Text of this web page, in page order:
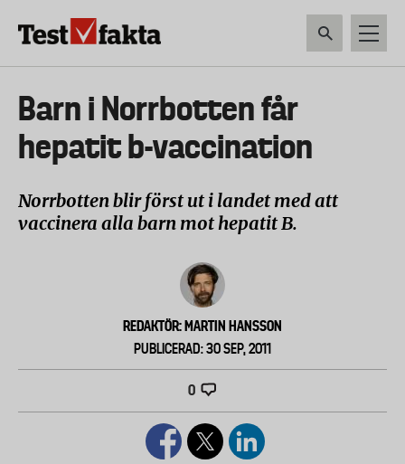
Huvudmeny
ny
VERKTYG &
Barn i Norrbotten får
hepatit b-vaccination
Norrbotten blir först ut i landet med att
vaccinera alla barn mot hepatit B.
REDAKTÖR: MARTIN HANSSON
PUBLICERAD: 30 SEP, 2011
0